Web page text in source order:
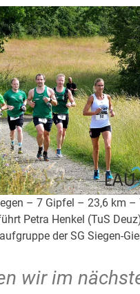
– 7 Gipfel – 23,6 km –
Petra Henkel (TuS
der SG Siegen-
wir im